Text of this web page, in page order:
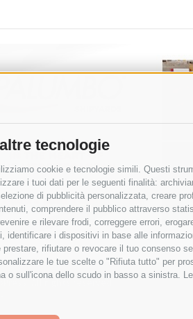
tecnologie
cookie e tecnologie simili. Questi
i tuoi dati per le seguenti finalità:
di pubblicità personalizzata, creare
comprendere il pubblico attraverso
e rilevare frodi, correggere errori,
identificare i dispositivi in base alle
rifiutare o revocare il tuo consenso
le tue scelte o "Rifiuta tutto" per
o sull'icona dello scudo in basso a sinistra.
All rights reserved.